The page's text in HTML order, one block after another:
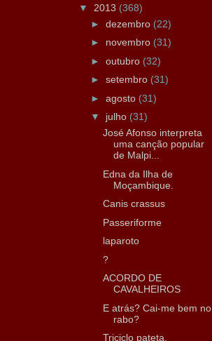
▼ 2013 (368)
► dezembro (22)
► novembro (31)
► outubro (32)
► setembro (31)
► agosto (31)
▼ julho (31)
José Afonso interpreta
uma canção popular
de Malpi...
Edna da Ilha de
Moçambique.
Canis crassus
Passeriforme
laparoto
?
ACORDO DE
CAVALHEIROS
E atrás? Cai-me bem no
rabo?
Triciclo pateta.